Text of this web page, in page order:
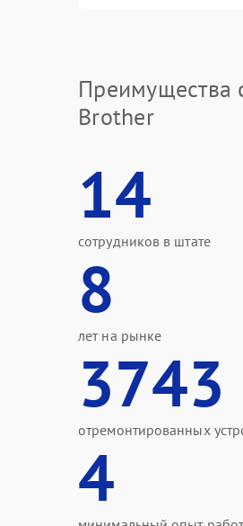
Преимущества
Brother
14
сотрудников в штате
8
лет на рынке
3743
отремонтированных
4